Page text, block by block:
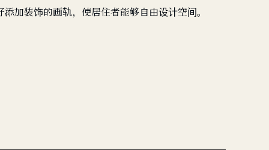
加装饰的画轨，使居住者能够自由设计空间。